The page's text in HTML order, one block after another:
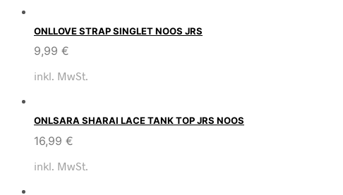
ONLLOVE STRAP SINGLET NOOS JRS
9,99 €
inkl. MwSt.
ONLSARA SHARAI LACE TANK TOP JRS NOOS
16,99 €
inkl. MwSt.